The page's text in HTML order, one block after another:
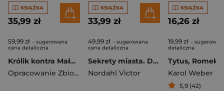
KSIĄŻKA
35,99 zł
59,99 zł - sugerowana
cena detaliczna
Królik kontra Małpa i inwazja ludzi! Tom 2
Opracowanie Zbiorowe
KSIĄŻKA
33,99 zł
49,99 zł - sugerowana
cena detaliczna
Sekrety miasta. Dzikie łapy. Tom 3
Nordahl Victor
KSIĄŻKA
16,26 zł
19,99 zł -
detaliczna
Karol Weber
5,9 (42)